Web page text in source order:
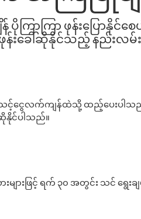
ပိုကြာကြာ ဖုန်းပြောနို
န်းခေါ်ဆိုနိုင်သည့် နည်းလမ်
င့်ငွေလက်ကျန်ထဲသို့ ထည့်ပေးပါသ
နိုင်ပါသည်။
များဖြင့် ရက် ၃၀ အတွင်း သင် ရွ